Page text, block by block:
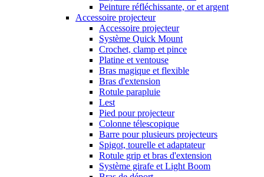
Peinture réfléchissante, or et argent
Accessoire projecteur
Accessoire projecteur
Système Quick Mount
Crochet, clamp et pince
Platine et ventouse
Bras magique et flexible
Bras d'extension
Rotule parapluie
Lest
Pied pour projecteur
Colonne télescopique
Barre pour plusieurs projecteurs
Spigot, tourelle et adaptateur
Rotule grip et bras d'extension
Système girafe et Light Boom